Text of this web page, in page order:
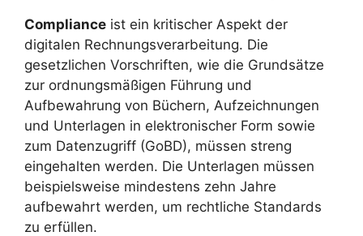
Compliance ist ein kritischer Aspekt der
digitalen Rechnungsverarbeitung. Die
gesetzlichen Vorschriften, wie die Grundsätze
zur ordnungsmäßigen Führung und
Aufbewahrung von Büchern, Aufzeichnungen
und Unterlagen in elektronischer Form sowie
zum Datenzugriff (GoBD), müssen streng
eingehalten werden. Die Unterlagen müssen
beispielsweise mindestens zehn Jahre
aufbewahrt werden, um rechtliche Standards
zu erfüllen.